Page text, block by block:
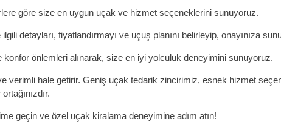
göre size en uygun uçak ve hizmet seçeneklerini sunuyoruz.
detayları, fiyatlandırmayı ve uçuş planını belirleyip, onayınıza
önlemleri alınarak, size en iyi yolculuk deneyimini sunuyoruz.
verimli hale getirir. Geniş uçak tedarik zincirimiz, esnek hizmet
geçin ve özel uçak kiralama deneyimine adım atın!